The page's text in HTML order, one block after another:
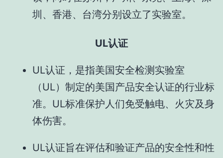
圳、香港、台湾分别设立了实验室。
UL认证
UL认证，是指美国安全检测实验室
（UL）制定的美国产品安全认证的行业标
准。UL标准保护人们免受触电、火灾及身
体伤害。
UL认证旨在评估和验证产品的安全性和性